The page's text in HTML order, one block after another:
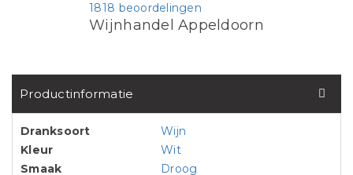
Wijnhandel Appeldoorn
1818 beoordelingen
Productinformatie
Dranksoort
Wijn
Kleur
Wit
Smaak
Droog